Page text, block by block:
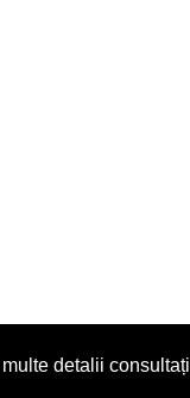
detalii consultați